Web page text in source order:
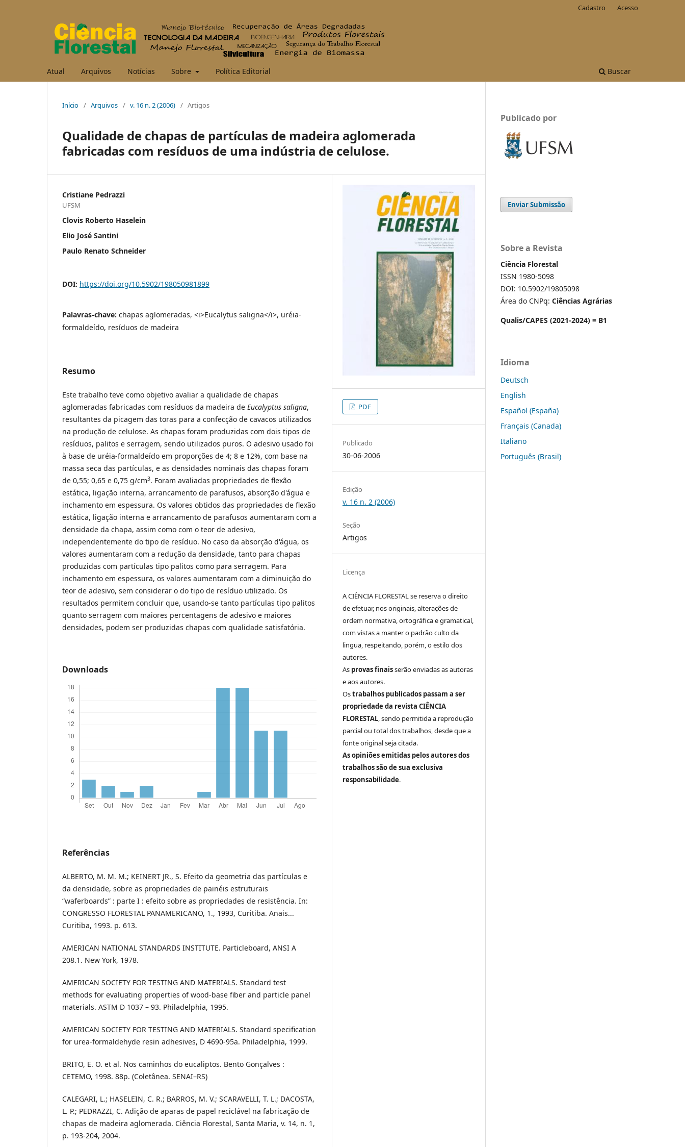
Atual Arquivos Notícias Sobre Política Editorial Buscar
Cadastro Acesso
Início / Arquivos / v. 16 n. 2 (2006) / Artigos
Qualidade de chapas de partículas de madeira aglomerada
fabricadas com resíduos de uma indústria de celulose.
Cristiane Pedrazzi
UFSM
Clovis Roberto Haselein
Elio José Santini
Paulo Renato Schneider
DOI: https://doi.org/10.5902/198050981899
Palavras-chave: chapas aglomeradas, <i>Eucalytus saligna</i>, uréia-
formaldeído, resíduos de madeira
Resumo
Este trabalho teve como objetivo avaliar a qualidade de chapas
aglomeradas fabricadas com resíduos da madeira de Eucalyptus saligna,
resultantes da picagem das toras para a confecção de cavacos utilizados
na produção de celulose. As chapas foram produzidas com dois tipos de
resíduos, palitos e serragem, sendo utilizados puros. O adesivo usado foi
à base de uréia-formaldeído em proporções de 4; 8 e 12%, com base na
massa seca das partículas, e as densidades nominais das chapas foram
de 0,55; 0,65 e 0,75 g/cm3. Foram avaliadas propriedades de flexão
estática, ligação interna, arrancamento de parafusos, absorção d'água e
inchamento em espessura. Os valores obtidos das propriedades de flexão
estática, ligação interna e arrancamento de parafusos aumentaram com a
densidade da chapa, assim como com o teor de adesivo,
independentemente do tipo de resíduo. No caso da absorção d'água, os
valores aumentaram com a redução da densidade, tanto para chapas
produzidas com partículas tipo palitos como para serragem. Para
inchamento em espessura, os valores aumentaram com a diminuição do
teor de adesivo, sem considerar o do tipo de resíduo utilizado. Os
resultados permitem concluir que, usando-se tanto partículas tipo palitos
quanto serragem com maiores percentagens de adesivo e maiores
densidades, podem ser produzidas chapas com qualidade satisfatória.
Downloads
Referências
ALBERTO, M. M. M.; KEINERT JR., S. Efeito da geometria das partículas e
da densidade, sobre as propriedades de painéis estruturais
“waferboards” : parte I : efeito sobre as propriedades de resistência. In:
CONGRESSO FLORESTAL PANAMERICANO, 1., 1993, Curitiba. Anais...
Curitiba, 1993. p. 613.
AMERICAN NATIONAL STANDARDS INSTITUTE. Particleboard, ANSI A
208.1. New York, 1978.
AMERICAN SOCIETY FOR TESTING AND MATERIALS. Standard test
methods for evaluating properties of wood-base fiber and particle panel
materials. ASTM D 1037 – 93. Philadelphia, 1995.
AMERICAN SOCIETY FOR TESTING AND MATERIALS. Standard specification
for urea-formaldehyde resin adhesives, D 4690-95a. Philadelphia, 1999.
BRITO, E. O. et al. Nos caminhos do eucaliptos. Bento Gonçalves :
CETEMO, 1998. 88p. (Coletânea. SENAI–RS)
CALEGARI, L.; HASELEIN, C. R.; BARROS, M. V.; SCARAVELLI, T. L.; DACOSTA,
L. P.; PEDRAZZI, C. Adição de aparas de papel reciclável na fabricação de
chapas de madeira aglomerada. Ciência Florestal, Santa Maria, v. 14, n. 1,
p. 193-204, 2004.
PDF
Publicado
30-06-2006
Edição
v. 16 n. 2 (2006)
Seção
Artigos
Licença
A CIÊNCIA FLORESTAL se reserva o direito
de efetuar, nos originais, alterações de
ordem normativa, ortográfica e gramatical,
com vistas a manter o padrão culto da
lingua, respeitando, porém, o estilo dos
autores.
As provas finaisserão enviadas as autoras
e aos autores.
Ostrabalhos publicados passam a ser
propriedade da revista CIÊNCIA
FLORESTAL , sendo permitida a reprodução
parcial ou total dos trabalhos, desde que a
fonte original seja citada.
As opiniões emitidas pelos autores dos
trabalhos são de sua exclusiva
responsabilidade.
Publicado por
Enviar Submissão
Sobre a Revista
Ciência Florestal
ISSN 1980-5098
DOI: 10.5902/19805098
Área do CNPq: Ciências Agrárias
Qualis/CAPES (2021-2024) = B1
Idioma
Deutsch
English
Español (España)
Français (Canada)
Italiano
Português (Brasil)